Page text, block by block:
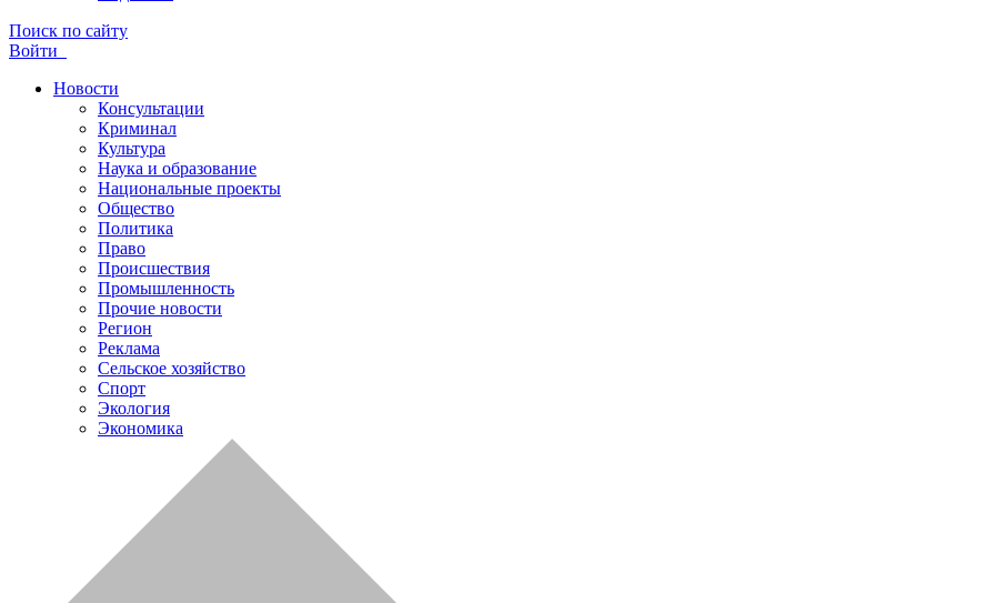
Поиск по сайту
Войти
Новости
Консультации
Криминал
Культура
Наука и образование
Национальные проекты
Общество
Политика
Право
Происшествия
Промышленность
Прочие новости
Регион
Реклама
Сельское хозяйство
Спорт
Экология
Экономика